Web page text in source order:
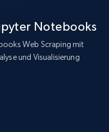
Notebooks
Web Scraping mit
und Visualisierung